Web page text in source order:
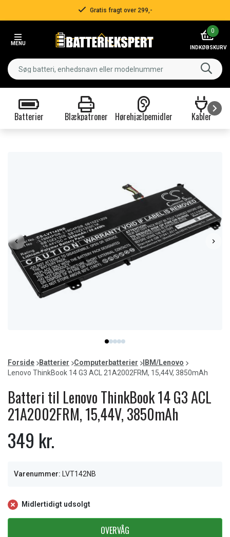
Gratis fragt over 299,-
MENU
0
INDKØBSKURV
Batterier Blækpatroner Hørehjælpemidler Kabler
item
0
item
1
item
2
item
3
item
4
of
5
Forside Batterier Computerbatterier
IBM/Lenovo
Lenovo ThinkBook 14 G3 ACL 21A2002FRM, 15,44V, 3850mAh
Batteri til Lenovo ThinkBook 14 G3 ACL
21A2002FRM, 15,44V, 3850mAh
349 kr.
Varenummer: LVT142NB
Midlertidigt udsolgt
OVERVÅG